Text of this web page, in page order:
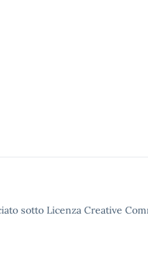
sotto Licenza Creative